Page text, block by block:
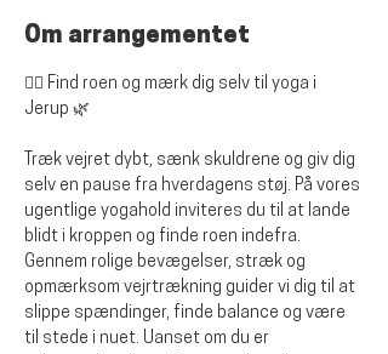
Om arrangementet
🧘‍♀️ Find roen og mærk dig selv til yoga i
Jerup 🌿
Træk vejret dybt, sænk skuldrene og giv dig
selv en pause fra hverdagens støj. På vores
ugentlige yogahold inviteres du til at lande
blidt i kroppen og finde roen indefra.
Gennem rolige bevægelser, stræk og
opmærksom vejrtrækning guider vi dig til at
slippe spændinger, finde balance og være
til stede i nuet. Uanset om du er